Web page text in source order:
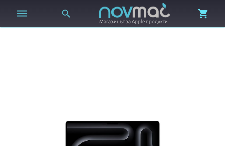
 
Магазинът за Apple продукти
